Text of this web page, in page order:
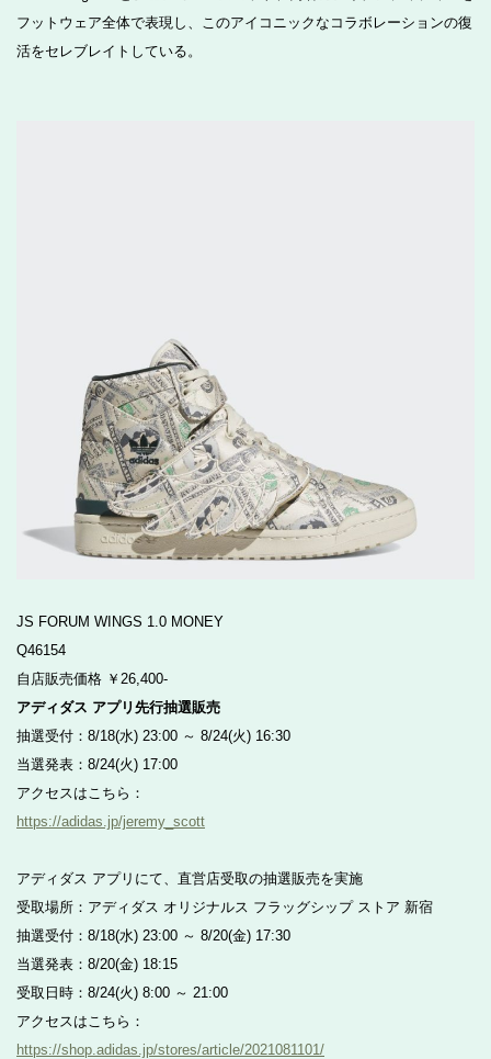
フットウェア全体で表現し、このアイコニックなコラボレーションの復
活をセレブレイトしている。
JS FORUM WINGS 1.0 MONEY
Q46154
自店販売価格 ￥26,400-
アディダス アプリ先行抽選販売
抽選受付：8/18(水) 23:00 ～ 8/24(火) 16:30
当選発表：8/24(火) 17:00
アクセスはこちら：
https://adidas.jp/jeremy_scott
アディダス アプリにて、直営店受取の抽選販売を実施
受取場所：アディダス オリジナルス フラッグシップ ストア 新宿
抽選受付：8/18(水) 23:00 ～ 8/20(金) 17:30
当選発表：8/20(金) 18:15
受取日時：8/24(火) 8:00 ～ 21:00
アクセスはこちら：
https://shop.adidas.jp/stores/article/2021081101/